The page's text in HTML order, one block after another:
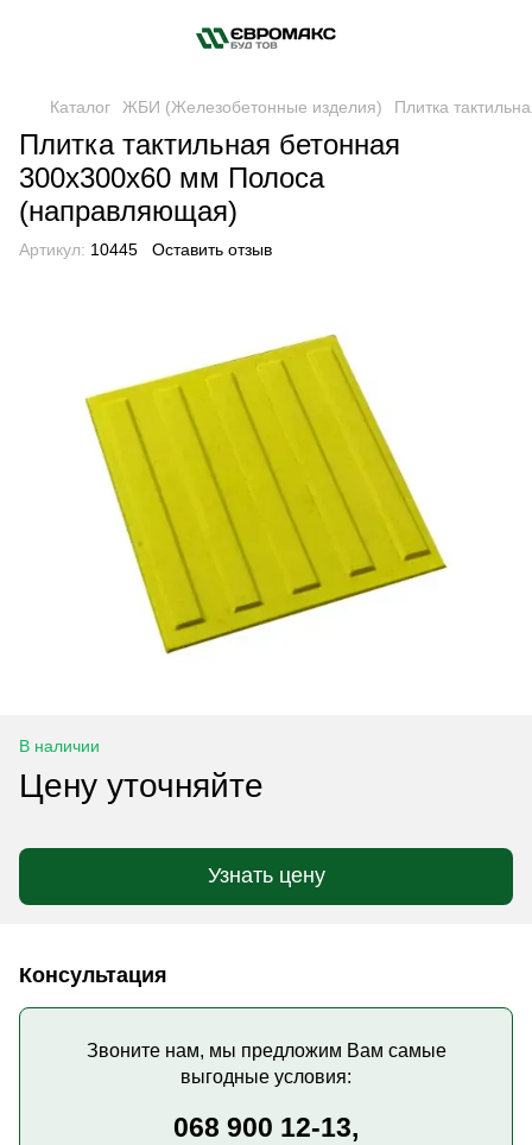
Каталог ЖБИ (Железобетонные изделия) Плитка
Плитка тактильная бетонная
300х300х60 мм Полоса
(направляющая)
Артикул: 10445 Оставить отзыв
В наличии
Цену уточняйте
Узнать цену
Консультация
Звоните нам, мы предложим Вам самые
выгодные условия:
068 900 12-13,